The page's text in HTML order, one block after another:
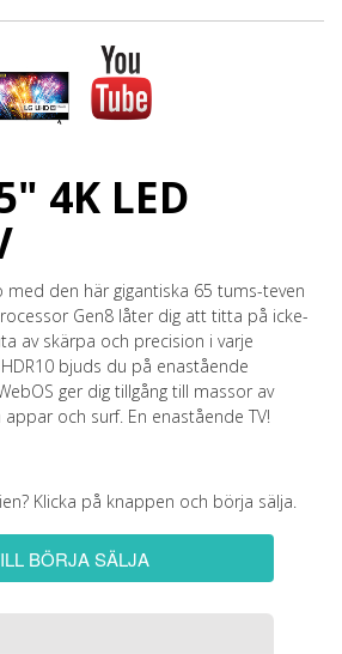
4K LED
den här gigantiska 65 tums-teven
Gen8 låter dig att titta på icke-
av skärpa och precision i varje
bjuds du på enastående
ger dig tillgång till massor av
och surf. En enastående TV!
Klicka på knappen och börja sälja.
BÖRJA SÄLJA